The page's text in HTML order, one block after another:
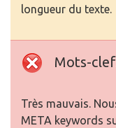
longueur du texte.
Mots-
Très mauvais.
META keywords